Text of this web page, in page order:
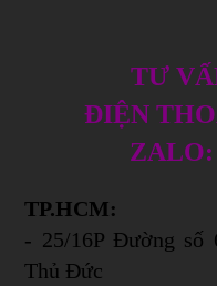
TƯ
ĐIỆN
ZALO:
TP.HCM:
- 25/16P Đường số
Thủ Đức